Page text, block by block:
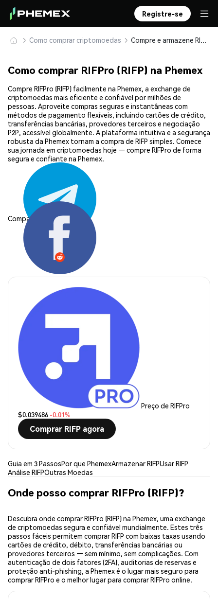
Registre-se
Como comprar criptomoedas Compre e armazene RIFPro (RIFP) com segurança
Como comprar RIFPro (RIFP) na Phemex
Compre RIFPro (RIFP) facilmente na Phemex, a exchange de
criptomoedas mais eficiente e confiável por milhões de
pessoas. Aproveite compras seguras e instantâneas com
métodos de pagamento flexíveis, incluindo cartões de crédito,
transferências bancárias, provedores terceiros e negociação
P2P, acessível globalmente. A plataforma intuitiva e a segurança
robusta da Phemex tornam a compra de RIFP simples. Comece
sua jornada em criptomoedas hoje — compre RIFPro de forma
segura e confiante na Phemex.
Compartilhar:
Preço de RIFPro
$0.039486 -0.01%
Comprar RIFP agora
Guia em 3 PassosPor que PhemexArmazenar RIFPUsar RIFP
Análise RIFPOutras Moedas
Onde posso comprar RIFPro (RIFP)?
Descubra onde comprar RIFPro (RIFP) na Phemex, uma exchange
de criptomoedas segura e confiável mundialmente. Estes três
passos fáceis permitem comprar RIFP com baixas taxas usando
cartões de crédito, débito, transferências bancárias ou
provedores terceiros — sem mínimo, sem complicações. Com
autenticação de dois fatores (2FA), auditorias de reservas e
proteção anti-phishing, a Phemex é o lugar mais seguro para
comprar RIFPro e o melhor lugar para comprar RIFPro online.